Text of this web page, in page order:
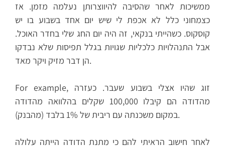
ממשיכות לאחר שהסיבה להיווצרותן נעלמה מזמן. אז
כצמחוני כלל לא אכפת לי שיש יום אחד בשבוע בו יש
קוסקוס. כשהייתי בנקאי, זה היה יום החג שלי בחדר האוכל.
אבל התנהלויות כלכליות שגויות בגלל תפיסות שלא נבדקו
הן דבר מזיק ויקר מאד.
For example,
מהדודה הם קיבלו 100,000 שקלים בהלוואה מהדודה
במקום משכנתה עם ריבית של 1% בלבד (מהבנק).
לאחר חישוב הראיתי להם כי מתנת הדודה הייתה עלולה